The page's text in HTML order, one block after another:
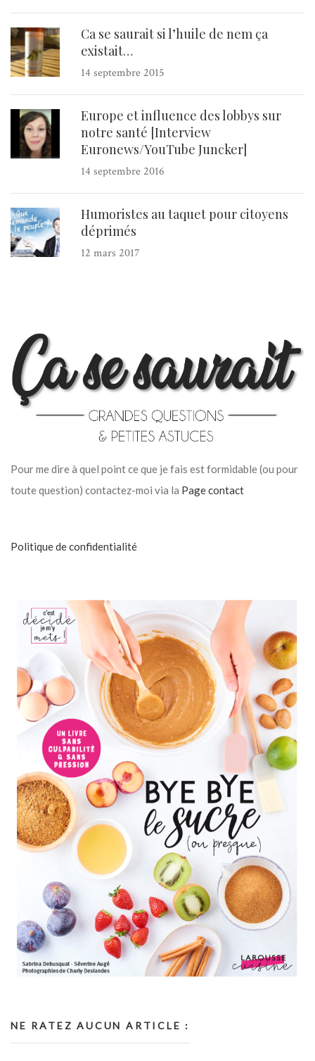
Ca se saurait si l’huile de nem ça
existait…
14 septembre 2015
Europe et influence des lobbys sur
notre santé [Interview
Euronews/YouTube Juncker]
14 septembre 2016
Humoristes au taquet pour citoyens
déprimés
12 mars 2017
Pour me dire à quel point ce que je fais est formidable (ou pour
toute question) contactez-moi via la Page contact
Politique de confidentialité
NE RATEZ AUCUN ARTICLE :